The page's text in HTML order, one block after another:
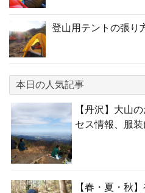
登山用テントの張り
本日の人気記事
【丹沢】大山
セス情報、服
【春・夏・秋